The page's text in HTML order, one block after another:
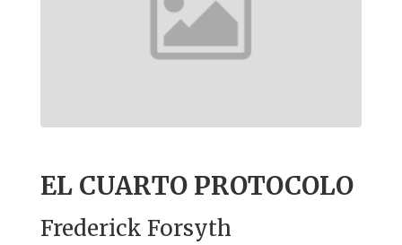
EL CUARTO PROTOCOLO
Frederick Forsyth